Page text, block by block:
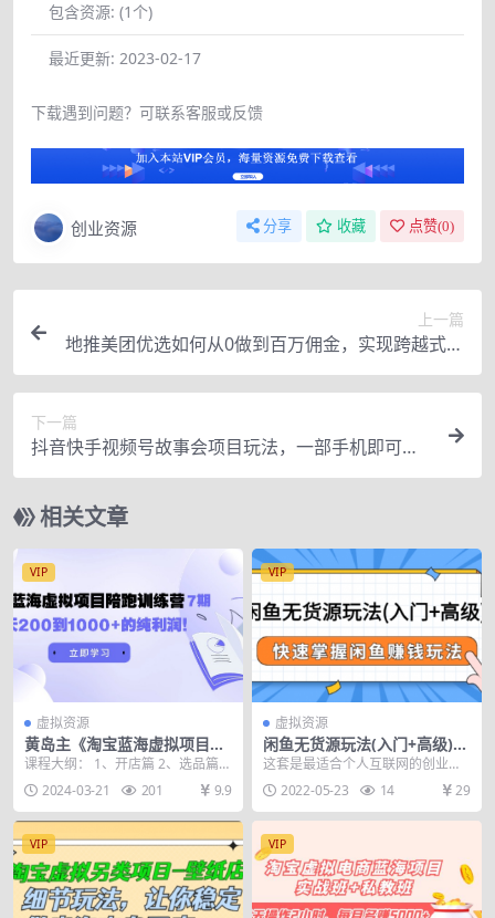
包含资源: (1个)
最近更新: 2023-02-17
下载遇到问题？可联系客服或反馈
创业资源 分享 收藏 点赞(0)
上一篇
地推美团优选如何从0做到百万佣金，实现跨越式成
长【实操干货】
下一篇
抖音快手视频号故事会项目玩法，一部手机即可轻
松实现月收益过万！【视频教程】
相关文章
VIP
虚拟资源
黄岛主《淘宝蓝海虚拟项目陪
跑训练营7期》每天200到100
0+的纯利润
课程大纲： 1、开店篇 2、选品篇
3、风险篇 4、优化篇 5、运营篇
6、实操...
2024-03-21 201 9.9
VIP
虚拟资源
闲鱼无货源玩法(入门+高级)，
快速掌握闲鱼赚钱玩法（价值
498元）
这套是最适合个人互联网的创业项
目，5节入门课+16节闲鱼爆破训练
营高级课，非常适...
2022-05-23 14 29
VIP VIP